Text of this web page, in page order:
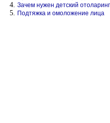
Зачем нужен детский
Подтяжка и омоложение лица